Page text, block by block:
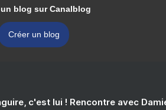
un blog sur Canalblog
Créer un blog
c'est lui ! Rencontre avec